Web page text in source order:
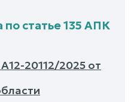
статье 135 АПК
20112/2025 от